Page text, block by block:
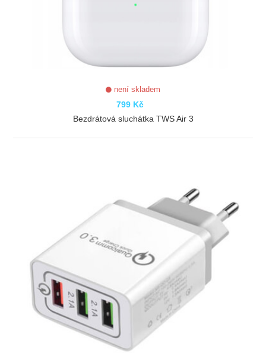
není skladem
799 Kč
Bezdrátová sluchátka TWS Air 3